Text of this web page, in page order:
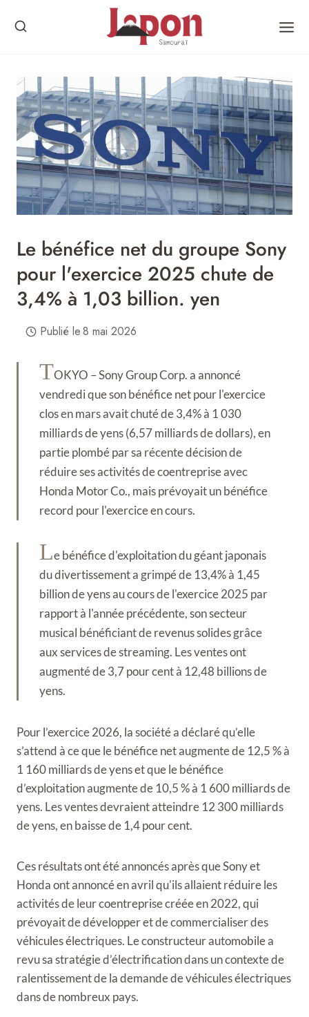
Le bénéfice net du groupe Sony
pour l'exercice 2025 chute de
3,4% à 1,03 billion. yen
Publié le8 mai 2026
TOKYO – Sony Group Corp. a annoncé
vendredi que son bénéfice net pour l'exercice
clos en mars avait chuté de 3,4% à 1 030
milliards de yens (6,57 milliards de dollars), en
partie plombé par sa récente décision de
réduire ses activités de coentreprise avec
Honda Motor Co., mais prévoyait un bénéfice
record pour l'exercice en cours.
Le bénéfice d'exploitation du géant japonais
du divertissement a grimpé de 13,4% à 1,45
billion de yens au cours de l'exercice 2025 par
rapport à l'année précédente, son secteur
musical bénéficiant de revenus solides grâce
aux services de streaming. Les ventes ont
augmenté de 3,7 pour cent à 12,48 billions de
yens.
Pour l’exercice 2026, la société a déclaré qu’elle
s’attend à ce que le bénéfice net augmente de 12,5 % à
1 160 milliards de yens et que le bénéfice
d’exploitation augmente de 10,5 % à 1 600 milliards de
yens. Les ventes devraient atteindre 12 300 milliards
de yens, en baisse de 1,4 pour cent.
Ces résultats ont été annoncés après que Sony et
Honda ont annoncé en avril qu'ils allaient réduire les
activités de leur coentreprise créée en 2022, qui
prévoyait de développer et de commercialiser des
véhicules électriques. Le constructeur automobile a
revu sa stratégie d’électrification dans un contexte de
ralentissement de la demande de véhicules électriques
dans de nombreux pays.